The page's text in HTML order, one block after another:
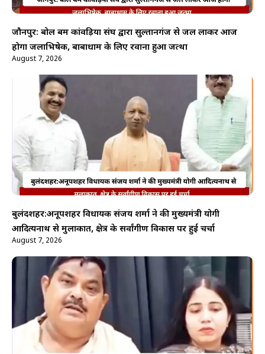
जौनपुर: बोल बम कांवड़िया संघ द्वारा सुल्तानगंज से जल लाकर आज
होगा जलाभिषेक, बाबाधाम के लिए रवाना हुआ जत्था
August 7, 2026
बुलंदशहर:अनूपशहर विधायक संजय शर्मा ने की मुख्यमंत्री योगी
आदित्यनाथ से मुलाकात, क्षेत्र के सर्वांगीण विकास पर हुई चर्चा
August 7, 2026